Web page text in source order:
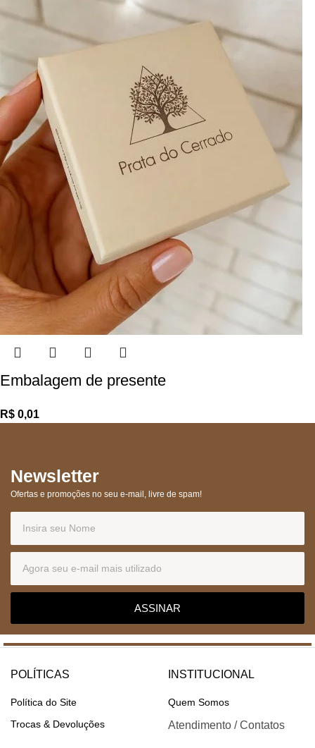
Embalagem de presente
R$
Newsletter
Ofertas e promoções no seu e-mail, livre de spam!
ASSINAR
POLÍTICAS
Política do Site
Trocas & Devoluções
INSTITUCIONAL
Quem Somos
Atendimento / Contatos